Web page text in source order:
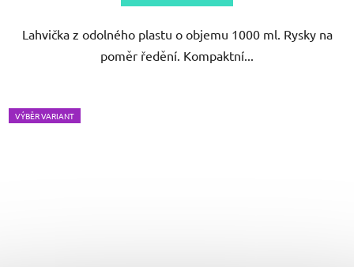
Lahvička z odolného plastu o objemu 1000 ml. Rysky na
poměr ředění. Kompaktní...
VÝBĚR VARIANT